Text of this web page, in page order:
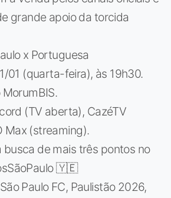
grande apoio da torcida
x Portuguesa
01 (quarta-feira), às 19h30.
(TV aberta), CazéTV
Max (streaming).
busca de mais três pontos no
🇾🇪
Paulo FC, Paulistão 2026,